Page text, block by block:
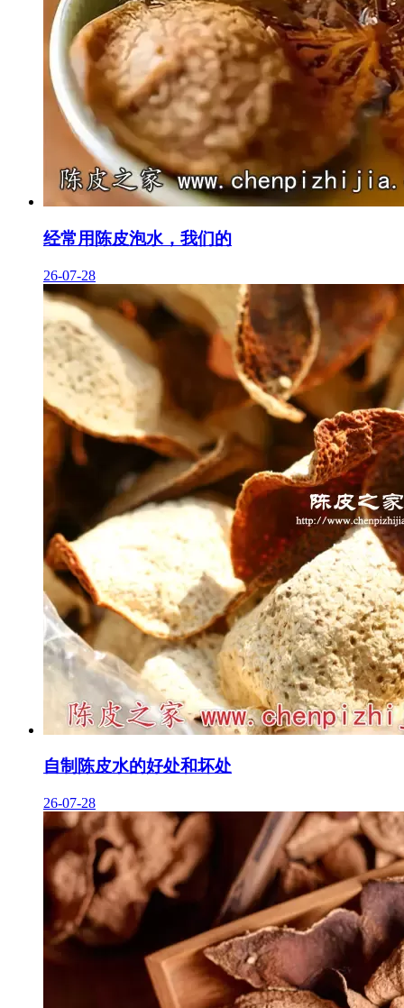
经常用陈皮泡水，我们的
26-07-28
自制陈皮水的好处和坏处
26-07-28